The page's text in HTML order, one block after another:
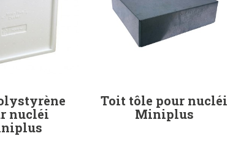
nucléi
Toit tôle pour nucléi
Miniplus